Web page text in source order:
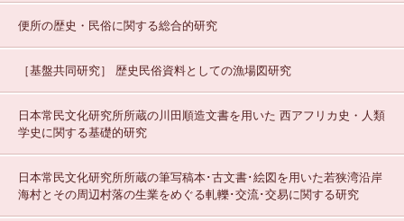
便所の歴史・民俗に関する総合的研究
［基盤共同研究］ 歴史民俗資料としての漁場図研究
日本常民文化研究所所蔵の川田順造文書を用いた 西アフリカ史・人類
学史に関する基礎的研究
日本常民文化研究所所蔵の筆写稿本･古文書･絵図を用いた若狭湾沿岸
海村とその周辺村落の生業をめぐる軋轢･交流･交易に関する研究